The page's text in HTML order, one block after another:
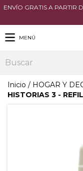
ENVÍO GRATIS A PARTIR
MENÚ
Inicio / HOGAR Y
HISTORIAS 3 -